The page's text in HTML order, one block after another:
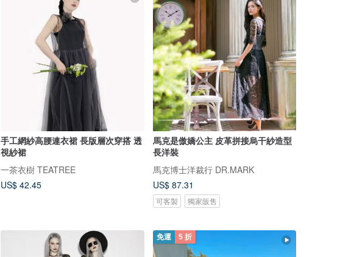
手工網紗高腰連衣裙 長版層次穿搭 透
視紗裙
一茶衣樹 TEATREE
US$ 42.45
馬克是傲嬌公主 皮革拼接烏干紗造型
長洋裝
馬克博士洋裁行 DR.MARK
US$ 87.31
可客製 獨家販售
免運 5 折